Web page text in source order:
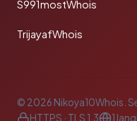
S991mostWhois
TrijayafWhois
© 2026 Nikoya10Whois.
HTTPS · TLS 1.3
1